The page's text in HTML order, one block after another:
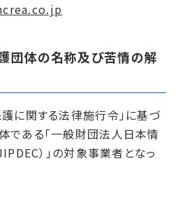
団体の名称及び苦情の解
に関する法律施行令」に基づ
である「一般財団法人日本情
）」の対象事業者となっ